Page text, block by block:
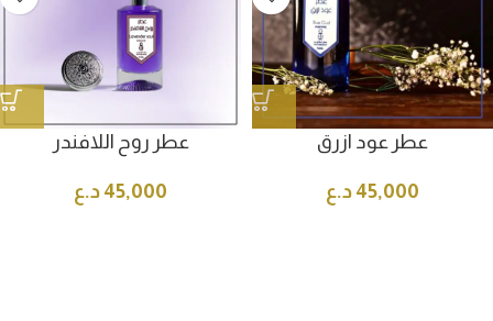
عطر روح اللافندر
45,000 د.ع
عطر عود ازرق
45,000 د.ع